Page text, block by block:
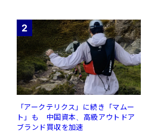
2
「アークテリクス」に続き「マムー
ト」も 中国資本、高級アウトドア
ブランド買収を加速